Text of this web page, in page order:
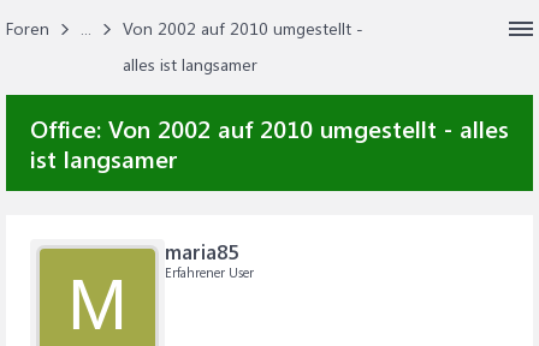
Foren ...
Von 2002 auf 2010 umgestellt -
alles ist langsamer
Office: Von 2002 auf 2010 umgestellt - alles
ist langsamer
M
maria85
Erfahrener User